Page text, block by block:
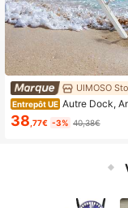
Entrepôt UE Autre Dock,
38 ,77€ -3% 40,38€